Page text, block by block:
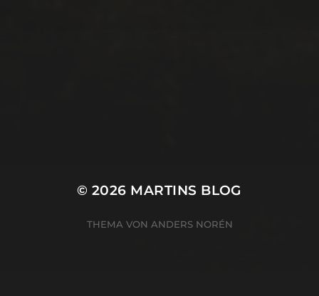
© 2026 MARTINS BLOG
THEMA VON ANDERS NORÉN